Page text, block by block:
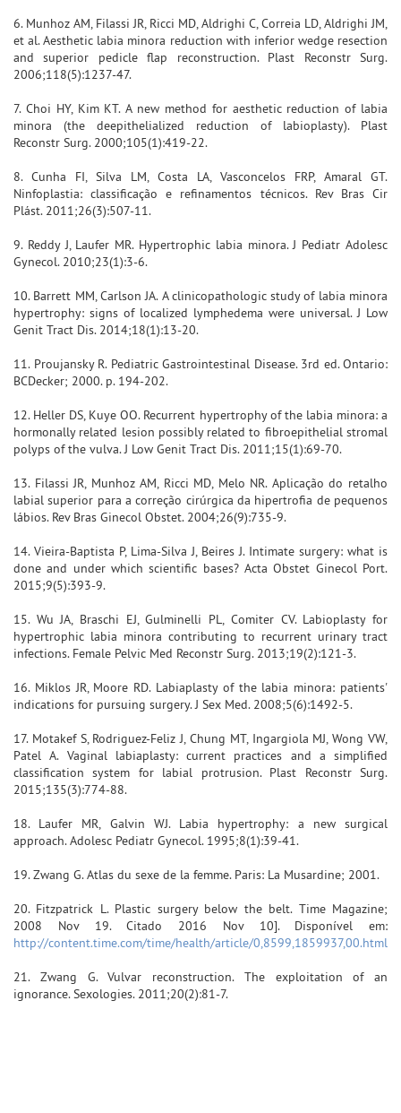
6. Munhoz AM, Filassi JR, Ricci MD, Aldrighi C, Correia LD, Aldrighi JM,
et al. Aesthetic labia minora reduction with inferior wedge resection
and superior pedicle flap reconstruction. Plast Reconstr Surg.
2006;118(5):1237-47.
7. Choi HY, Kim KT. A new method for aesthetic reduction of labia
minora (the deepithelialized reduction of labioplasty). Plast
Reconstr Surg. 2000;105(1):419-22.
8. Cunha FI, Silva LM, Costa LA, Vasconcelos FRP, Amaral GT.
Ninfoplastia: classificação e refinamentos técnicos. Rev Bras Cir
Plást. 2011;26(3):507-11.
9. Reddy J, Laufer MR. Hypertrophic labia minora. J Pediatr Adolesc
Gynecol. 2010;23(1):3-6.
10. Barrett MM, Carlson JA. A clinicopathologic study of labia minora
hypertrophy: signs of localized lymphedema were universal. J Low
Genit Tract Dis. 2014;18(1):13-20.
11. Proujansky R. Pediatric Gastrointestinal Disease. 3rd ed. Ontario:
BCDecker; 2000. p. 194-202.
12. Heller DS, Kuye OO. Recurrent hypertrophy of the labia minora: a
hormonally related lesion possibly related to fibroepithelial stromal
polyps of the vulva. J Low Genit Tract Dis. 2011;15(1):69-70.
13. Filassi JR, Munhoz AM, Ricci MD, Melo NR. Aplicação do retalho
labial superior para a correção cirúrgica da hipertrofia de pequenos
lábios. Rev Bras Ginecol Obstet. 2004;26(9):735-9.
14. Vieira-Baptista P, Lima-Silva J, Beires J. Intimate surgery: what is
done and under which scientific bases? Acta Obstet Ginecol Port.
2015;9(5):393-9.
15. Wu JA, Braschi EJ, Gulminelli PL, Comiter CV. Labioplasty for
hypertrophic labia minora contributing to recurrent urinary tract
infections. Female Pelvic Med Reconstr Surg. 2013;19(2):121-3.
16. Miklos JR, Moore RD. Labiaplasty of the labia minora: patients'
indications for pursuing surgery. J Sex Med. 2008;5(6):1492-5.
17. Motakef S, Rodriguez-Feliz J, Chung MT, Ingargiola MJ, Wong VW,
Patel A. Vaginal labiaplasty: current practices and a simplified
classification system for labial protrusion. Plast Reconstr Surg.
2015;135(3):774-88.
18. Laufer MR, Galvin WJ. Labia hypertrophy: a new surgical
approach. Adolesc Pediatr Gynecol. 1995;8(1):39-41.
19. Zwang G. Atlas du sexe de la femme. Paris: La Musardine; 2001.
20. Fitzpatrick L. Plastic surgery below the belt. Time Magazine;
2008 Nov 19. Citado 2016 Nov 10]. Disponível em:
http://content.time.com/time/health/article/0,8599,1859937,00.html
21. Zwang G. Vulvar reconstruction. The exploitation of an
ignorance. Sexologies. 2011;20(2):81-7.